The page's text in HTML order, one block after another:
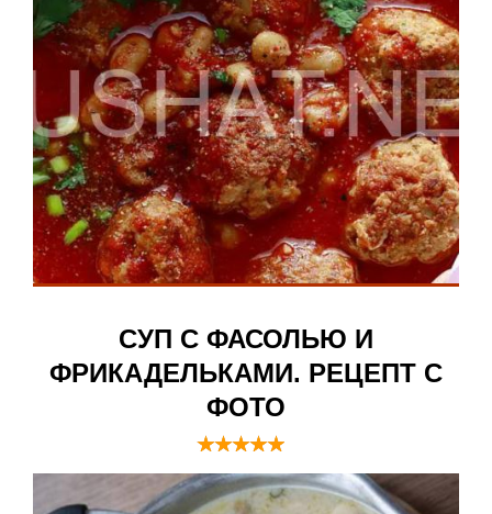
СУП С ФАСОЛЬЮ И
ФРИКАДЕЛЬКАМИ. РЕЦЕПТ С
ФОТО